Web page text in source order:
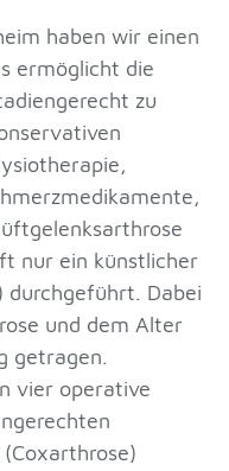
haben wir einen
ermöglicht die
zu
nur ein künstlicher
durchgeführt. Dabei
und dem Alter
getragen.
vier operative